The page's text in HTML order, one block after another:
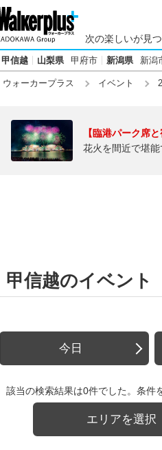
次の楽しいが見つ
甲信越 山梨県 甲府市 新潟県 新潟
ウォーカープラス イベント
【臨港パーク席
花火を間近で堪
甲信越のイベント
今日
該当の検索結果は0件でした。条件
エリアを選択